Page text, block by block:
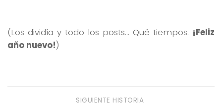
(Los dividía y todo los posts… Qué tiempos. ¡Feliz
año nuevo!)
SIGUIENTE HISTORIA